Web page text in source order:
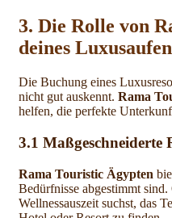
3. Die Rolle von
deines
Die Buchung eines
nicht gut auskennt. Rama
helfen, die perfekte
3.1 Maßgeschneiderte
Rama Touristic Ägypten
Bedürfnisse abgestimmt
Wellnessauszeit suchst, das